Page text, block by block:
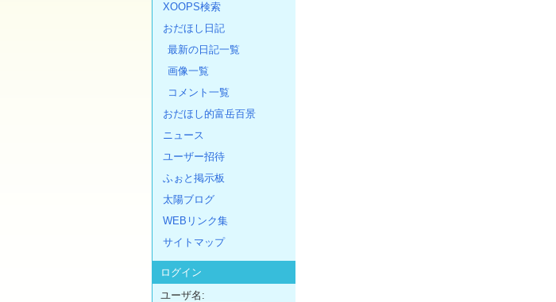
XOOPS検索
おだほし日記
最新の日記一覧
画像一覧
コメント一覧
おだほし的富岳百景
ニュース
ユーザー招待
ふぉと掲示板
太陽ブログ
WEBリンク集
サイトマップ
ログイン
ユーザ名: